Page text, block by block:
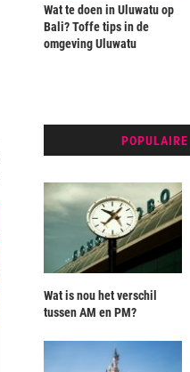
Wat te doen in Uluwatu op
Bali? Toffe tips in de
omgeving Uluwatu
Wat is nou het verschil
tussen AM en PM?